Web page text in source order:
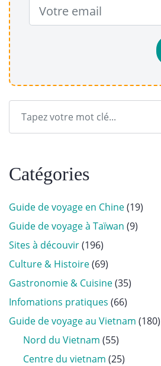
Catégories
Guide de voyage en Chine(19)
Guide de voyage à Taïwan (9)
Sites à découvir(196)
Culture & Histoire(69)
Gastronomie & Cuisine(35)
Infomations pratiques (66)
Guide de voyage au Vietnam (180)
Nord du Vietnam (55)
Centre du vietnam (25)